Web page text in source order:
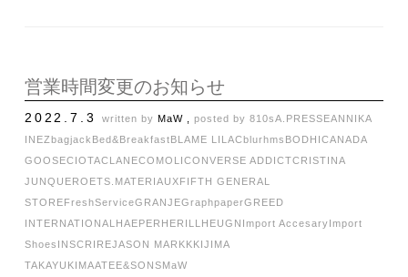
営業時間変更のお知らせ
2022.7.3written byMaW ,posted by810sA.PRESSEANNIKA
INEZbagjack Bed&BreakfastBLAME LILACblurhms BODHICANADA
GOOSECIOTACLANECOMOLICONVERSE ADDICTCRISTINA
JUNQUERO ETS.MATERIAUXFIFTH GENERAL
STOREFreshServiceGRANJEGraphpaperGREED
INTERNATIONAL HAEPER HERILL HEUGN Import AccesaryImport
Shoes INSCRIREJASON MARKKKIJIMA
TAKAYUKI MAATEE&SONSMaW